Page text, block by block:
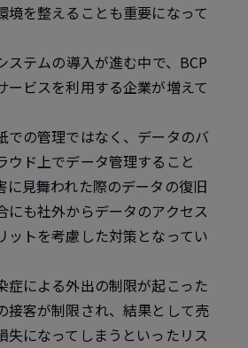
境を整えることも重要になって
テムの導入が進む中で、BCP
ービスを利用する企業が増えて
の管理ではなく、 データのバ
ウド上でデータ管理すること
に見舞われた際のデータの復旧
にも社外からデータのアクセス
ットを考慮した対策となってい
症による外出の制限が起こった
接客が制限され、結果として売
失になってしまうといったリス